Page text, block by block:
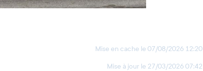
Mise en cache le 07/08/2026 12:20
Mise à jour le 27/03/2026 07:42